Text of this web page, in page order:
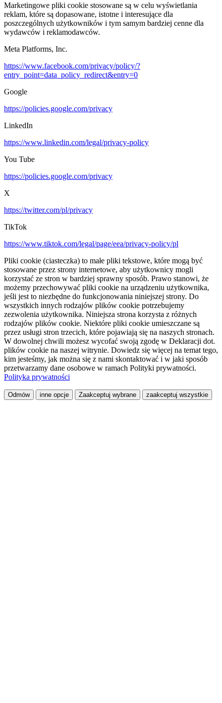
Marketingowe pliki cookie stosowane są w celu wyświetlania
reklam, które są dopasowane, istotne i interesujące dla
poszczególnych użytkowników i tym samym bardziej cenne dla
wydawców i reklamodawców.
Meta Platforms, Inc.
https://www.facebook.com/privacy/policy/?
entry_point=data_policy_redirect&entry=0
Google
https://policies.google.com/privacy
LinkedIn
https://www.linkedin.com/legal/privacy-policy
You Tube
https://policies.google.com/privacy
X
https://twitter.com/pl/privacy
TikTok
https://www.tiktok.com/legal/page/eea/privacy-policy/pl
Pliki cookie (ciasteczka) to małe pliki tekstowe, które mogą być
stosowane przez strony internetowe, aby użytkownicy mogli
korzystać ze stron w bardziej sprawny sposób. Prawo stanowi, że
możemy przechowywać pliki cookie na urządzeniu użytkownika,
jeśli jest to niezbędne do funkcjonowania niniejszej strony. Do
wszystkich innych rodzajów plików cookie potrzebujemy
zezwolenia użytkownika. Niniejsza strona korzysta z różnych
rodzajów plików cookie. Niektóre pliki cookie umieszczane są
przez usługi stron trzecich, które pojawiają się na naszych stronach.
W dowolnej chwili możesz wycofać swoją zgodę w Deklaracji dot.
plików cookie na naszej witrynie. Dowiedz się więcej na temat tego,
kim jesteśmy, jak można się z nami skontaktować i w jaki sposób
przetwarzamy dane osobowe w ramach Polityki prywatności.
Polityka prywatności
Odmów inne opcje Zaakceptuj wybrane zaakceptuj wszystkie